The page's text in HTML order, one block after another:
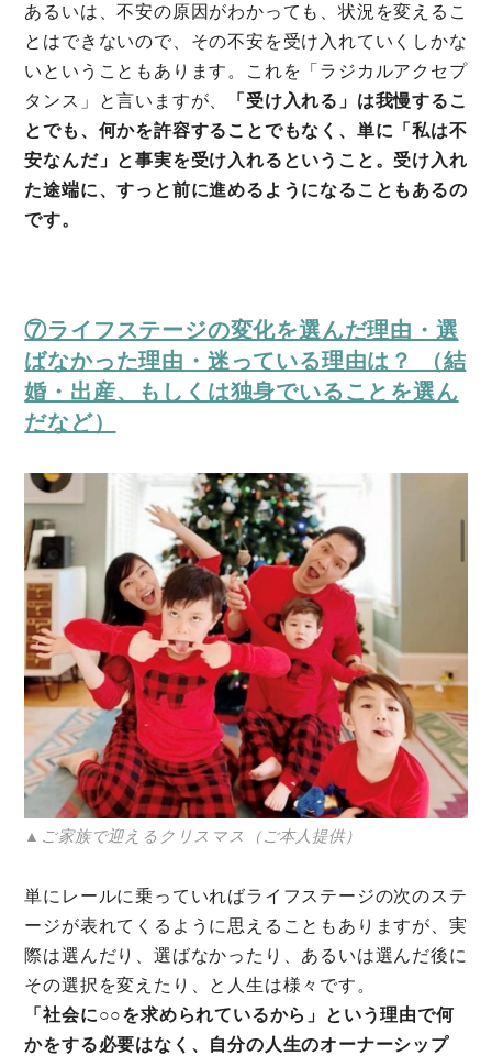
あるいは、不安の原因がわかっても、状況を変えるこ
とはできないので、その不安を受け入れていくしかな
いということもあります。これを「ラジカルアクセプ
タンス」と言いますが、
「受け入れる」は我慢するこ
とでも、何かを許容することでもなく、単に「私は不
安なんだ」と事実を受け入れるということ。受け入れ
た途端に、すっと前に進めるようになることもあるの
です。
⑦ライフステージの変化を選んだ理由・選
ばなかった理由・迷っている理由は？ （結
婚・出産、もしくは独身でいることを選ん
だなど）
▲ご家族で迎えるクリスマス（ご本人提供）
単にレールに乗っていればライフステージの次のステ
ージが表れてくるように思えることもありますが、実
際は選んだり、選ばなかったり、あるいは選んだ後に
その選択を変えたり、と人生は様々です。
「社会に○○を求められているから」という理由で何
かをする必要はなく、自分の人生のオーナーシップ